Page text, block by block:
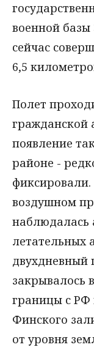
военной
сейчас
6,5
Полет
гражданской
появление
районе -
воздушном
наблюдалась
летательных
двухдневный
закрывалось
границы с РФ
Финского
от уровня